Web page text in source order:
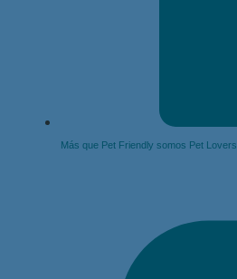
Más que Pet Friendly somos Pet Lovers